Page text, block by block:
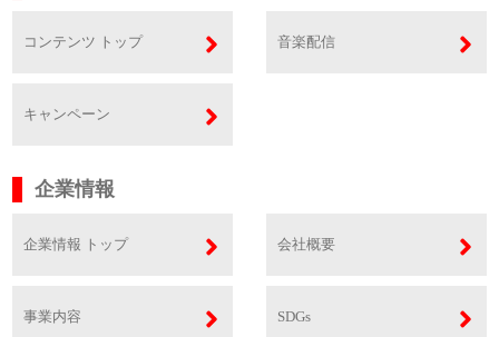
コンテンツ トップ 音楽配信
キャンペーン
企業情報
企業情報 トップ 会社概要
事業内容 SDGs